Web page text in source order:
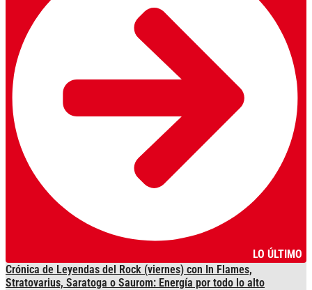
LO ÚLTIMO
Crónica de Leyendas del Rock (viernes) con In Flames,
Stratovarius, Saratoga o Saurom: Energía por todo lo alto